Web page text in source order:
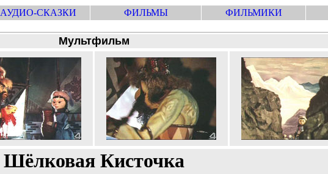
АУДИО-СКАЗКИ ФИЛЬМЫ ФИЛЬМИКИ
Мультфильм
Шёлковая Кисточка